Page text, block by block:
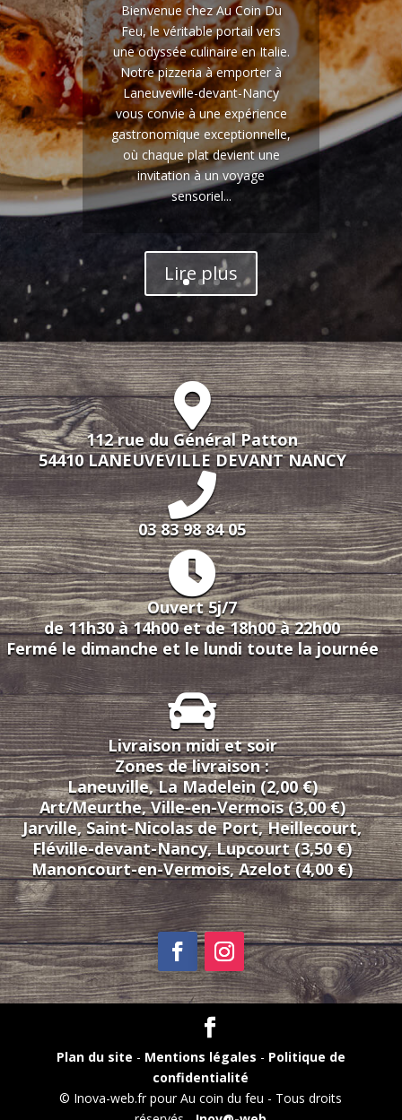
Bienvenue chez Au Coin Du
Feu, le véritable portail vers
une odyssée culinaire en Italie.
Notre pizzeria à emporter à
Laneuveville-devant-Nancy
vous convie à une expérience
gastronomique exceptionnelle,
où chaque plat devient une
invitation à un voyage
sensoriel...
Lire plus
112 rue du Général Patton
54410 LANEUVEVILLE DEVANT NANCY
03 83 98 84 05
Ouvert 5j/7
de 11h30 à 14h00 et de 18h00 à 22h00
Fermé le dimanche et le lundi toute la journée
Livraison midi et soir
Zones de livraison :
Laneuville, La Madelein (2,00 €)
Art/Meurthe, Ville-en-Vermois (3,00 €)
Jarville, Saint-Nicolas de Port, Heillecourt,
Fléville-devant-Nancy, Lupcourt (3,50 €)
Manoncourt-en-Vermois, Azelot (4,00 €)
Plan du site - Mentions légales - Politique de
confidentialité
© Inova-web.fr pour Au coin du feu - Tous droits